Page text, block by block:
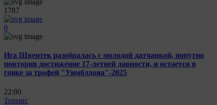
1787
0
Ига Швентек разобралась с молодой датчанкой, попутно
повторив достижение 17-летней давности, и остается в
гонке за трофей "Уимблдона"-2025
22:00
Теннис